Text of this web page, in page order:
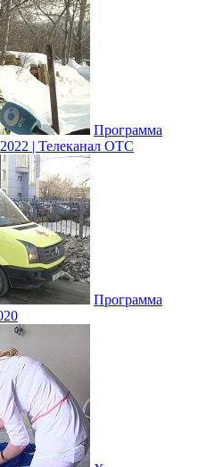
Программа
| Телеканал ОТС
Программа